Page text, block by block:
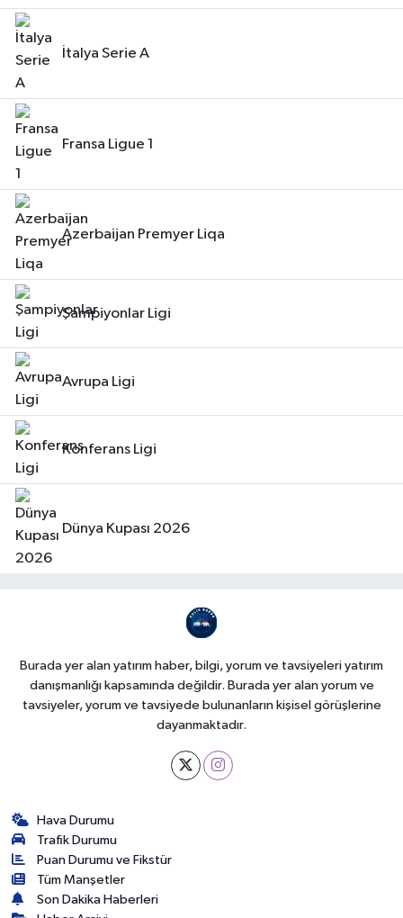
İtalya Serie A
Fransa Ligue 1
Azerbaijan Premyer Liqa
Şampiyonlar Ligi
Avrupa Ligi
Konferans Ligi
Dünya Kupası 2026
Burada yer alan yatırım haber, bilgi, yorum ve tavsiyeleri yatırım
danışmanlığı kapsamında değildir. Burada yer alan yorum ve
tavsiyeler, yorum ve tavsiyede bulunanların kişisel görüşlerine
dayanmaktadır.
Hava Durumu
Trafik Durumu
Puan Durumu ve Fikstür
Tüm Manşetler
Son Dakika Haberleri